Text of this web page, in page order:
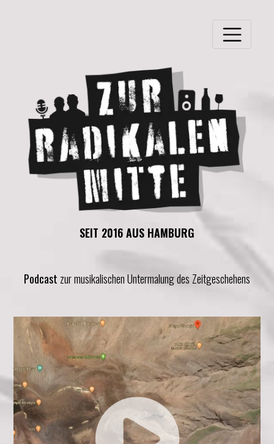
SEIT 2016 AUS HAMBURG
Podcast zur musikalischen Untermalung des Zeitgeschehens